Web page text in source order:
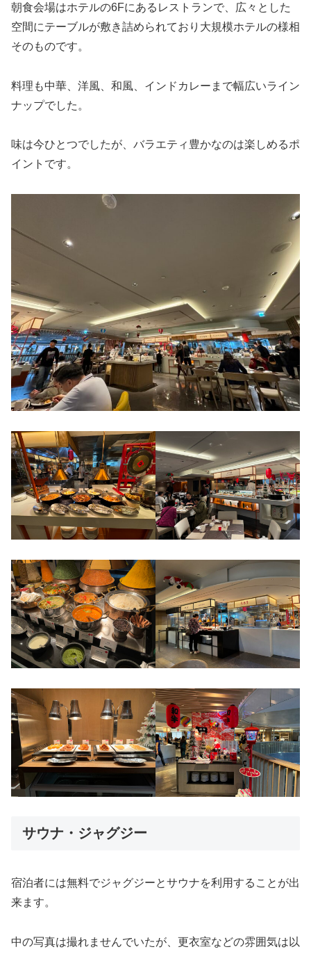
朝食会場はホテルの6Fにあるレストランで、広々とした
空間にテーブルが敷き詰められており大規模ホテルの様相
そのものです。
料理も中華、洋風、和風、インドカレーまで幅広いライン
ナップでした。
味は今ひとつでしたが、バラエティ豊かなのは楽しめるポ
イントです。
サウナ・ジャグジー
宿泊者には無料でジャグジーとサウナを利用することが出
来ます。
中の写真は撮れませんでいたが、更衣室などの雰囲気は以